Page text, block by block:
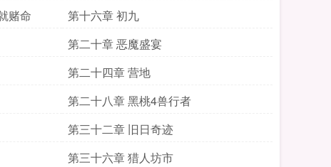
赌命
第十六章 初九
第二十章 恶魔盛宴
第二十四章 营地
第二十八章 黑桃4兽行者
第三十二章 旧日奇迹
第三十六章 猎人坊市